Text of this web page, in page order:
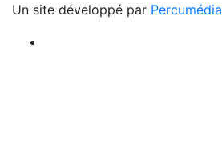
Un site développé par Percumédia